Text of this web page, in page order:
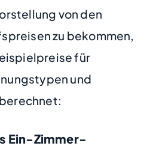
von den
zu bekommen,
für
und
Ein-Zimmer-